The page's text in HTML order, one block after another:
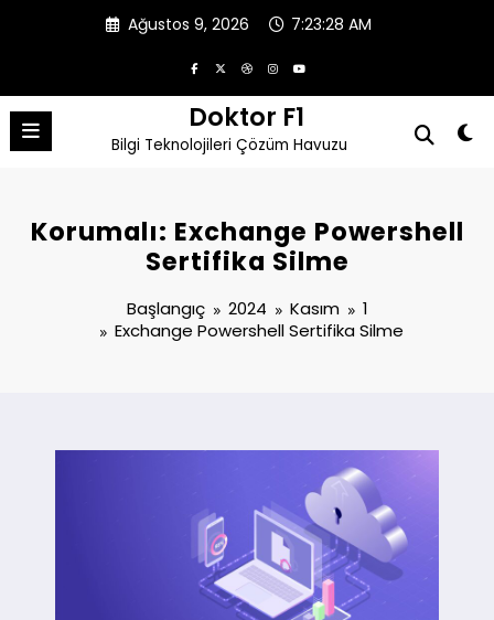
Ağustos 9, 2026 7:23:28 AM
Doktor F1
Bilgi Teknolojileri Çözüm Havuzu
Korumalı: Exchange Powershell
Sertifika Silme
Başlangıç 2024 Kasım
1
Exchange Powershell Sertifika Silme